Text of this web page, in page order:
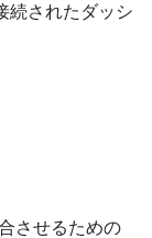
続されたダッシ
させるための